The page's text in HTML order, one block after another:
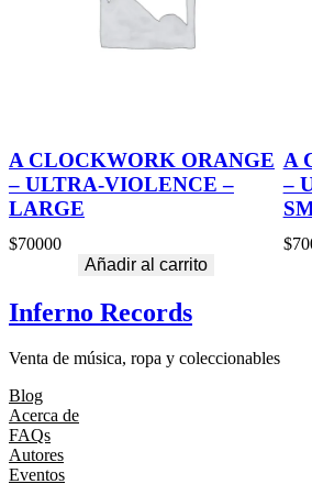
A CLOCKWORK ORANGE
– ULTRA-VIOLENCE –
LARGE
$70000
Añadir al carrito
A
–
$
Inferno Records
Venta de música, ropa y coleccionables
Blog
Acerca de
FAQs
Autores
Eventos